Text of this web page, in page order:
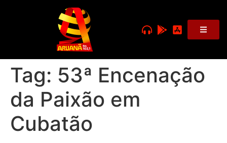
Tag: 53ª Encenação
da Paixão em
Cubatão